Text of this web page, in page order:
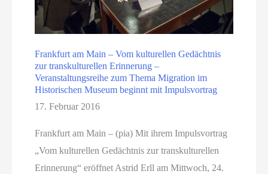
Frankfurt am Main – Vom kulturellen Gedächtnis
zur transkulturellen Erinnerung –
Veranstaltungsreihe zum Thema Migration im
Historischen Museum beginnt mit Impulsvortrag
17. Februar 2016
Frankfurt am Main – (pia) Mit ihrem Impulsvortrag
„Vom kulturellen Gedächtnis zur transkulturellen
Erinnerung“ eröffnet Astrid Erll am Mittwoch, 24.